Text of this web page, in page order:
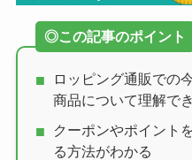
ロッピング通販での
商品について理解で
クーポンやポイント
る方法がわかる